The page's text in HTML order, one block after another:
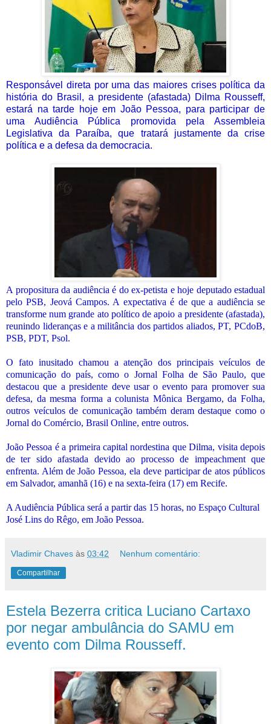
Responsável direta por uma das maiores crises política da
história do Brasil, a presidente (afastada) Dilma Rousseff,
estará na tarde hoje em João Pessoa, para participar de
uma Audiência Pública promovida pela Assembleia
Legislativa da Paraíba, que tratará justamente da crise
política e a defesa da democracia.
A propositura da audiência é do ex-petista e hoje deputado estadual
pelo PSB, Jeová Campos. A expectativa é de que a audiência se
transforme num grande ato político de apoio a presidente (afastada),
reunindo lideranças e a militância dos partidos aliados, PT, PCdoB,
PSB, PDT, Psol.
O fato inusitado chamou a atenção dos principais veículos de
comunicação do país, como o Jornal Folha de São Paulo, que
destacou que a presidente deve usar o evento para promover sua
defesa, da mesma forma a colunista Mônica Bergamo, da Folha,
outros veículos de comunicação também deram destaque como o
Jornal do Comércio, Brasil Online, entre outros.
João Pessoa é a primeira capital nordestina que Dilma, visita depois
de ter sido afastada devido ao processo de impeachment que
enfrenta. Além de João Pessoa, ela deve participar de atos públicos
em Salvador, amanhã (16) e na sexta-feira (17) em Recife.
A Audiência Pública será a partir das 15 horas, no Espaço Cultural
José Lins do Rêgo, em João Pessoa.
Vladimir Chaves às 03:42 Nenhum comentário:
Compartilhar
Estela Bezerra critica Luciano Cartaxo
por negar ambulância do SAMU em
evento com Dilma Rousseff.